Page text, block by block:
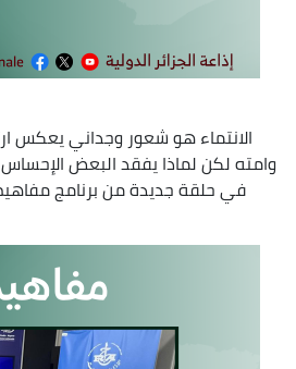
الانتماء هو شعور وجداني يعكس
وامته لكن لماذا يفقد البعض الإحساس
في حلقة جديدة من برنامج